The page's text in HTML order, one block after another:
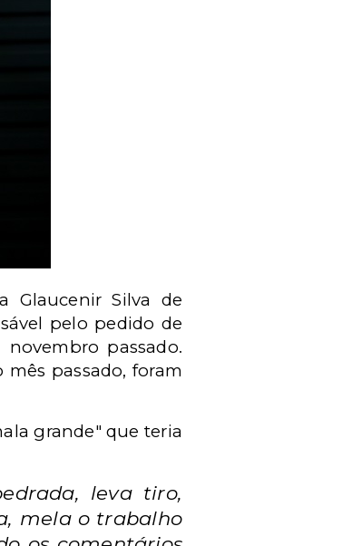
Glaucenir Silva de
pelo pedido de
passado.
passado, foram
grande" que teria
leva tiro,
mela o trabalho